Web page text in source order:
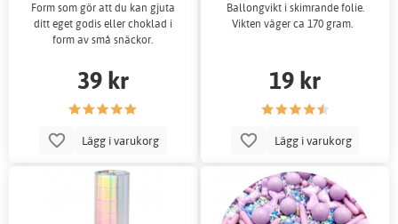
Form som gör att du kan gjuta
ditt eget godis eller choklad i
form av små snäckor.
39 kr
Lägg i varukorg
Ballongvikt i skimrande folie.
Vikten väger ca 170 gram.
19 kr
Lägg i varukorg